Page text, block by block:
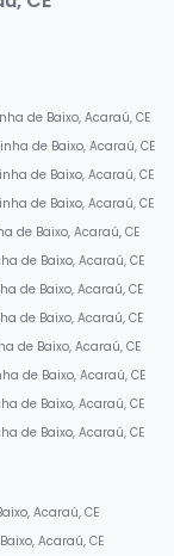
de Baixo, Acaraú, CE
de Baixo, Acaraú, CE
de Baixo, Acaraú, CE
de Baixo, Acaraú, CE
de Baixo, Acaraú, CE
de Baixo, Acaraú, CE
de Baixo, Acaraú, CE
de Baixo, Acaraú, CE
de Baixo, Acaraú, CE
de Baixo, Acaraú, CE
de Baixo, Acaraú, CE
de Baixo, Acaraú, CE
Acaraú, CE
Acaraú, CE